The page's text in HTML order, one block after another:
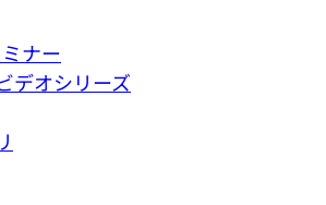
ナー
デオシリーズ